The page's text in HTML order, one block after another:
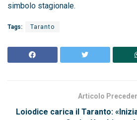
simbolo stagionale.
Tags: Taranto
Articolo
Loiodice carica il Taranto: